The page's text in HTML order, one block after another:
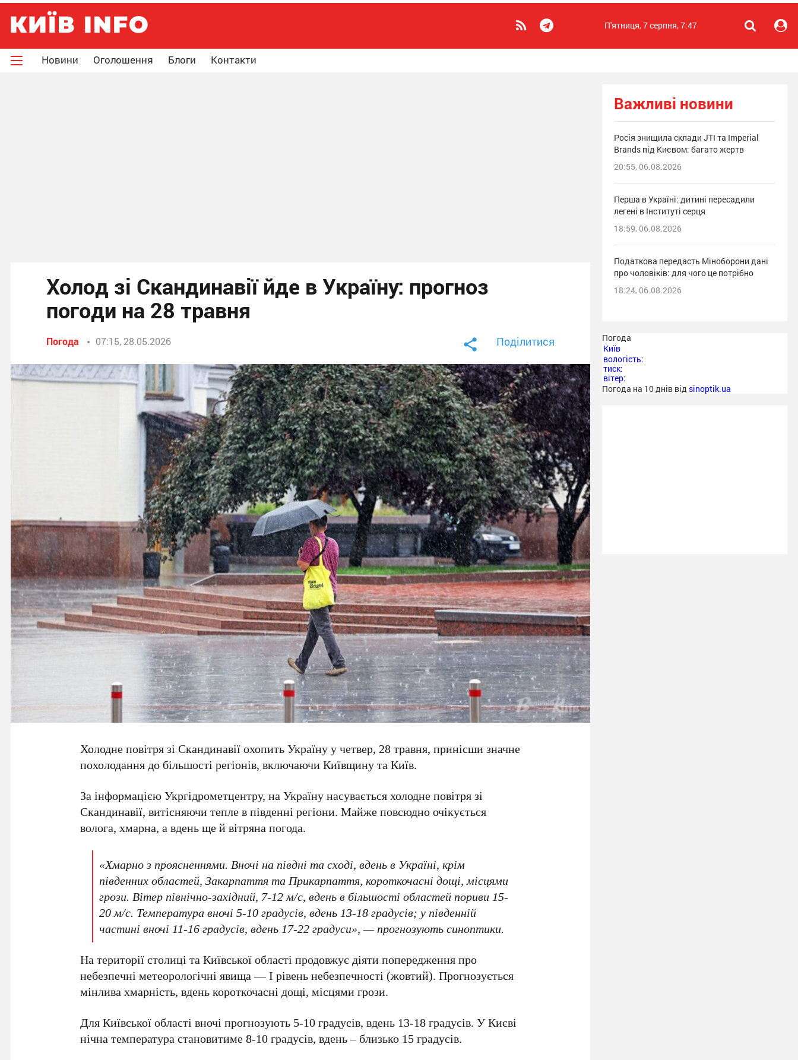
П'ятниця, 7 серпня, 7:47
Новини Оголошення Блоги Контакти
Холод зі Скандинавії йде в Україну: прогноз
погоди на 28 травня
Погода 07:15, 28.05.2026 Поділитися
Холодне повітря зі Скандинавії охопить Україну учетвер, 28 травня, принісши значне
похолодання до більшості регіонів, включаючиКиївщинутаКиїв.
За інформацієюУкргідрометцентру, на Україну насувається холодне повітря зі
Скандинавії, витісняючи тепле в південні регіони. Майже повсюдно очікується
волога, хмарна, а вдень ще й вітряна погода.
«Хмарно з проясненнями. Вночі на півдні та сході, вдень в Україні, крім
південних областей, Закарпаття та Прикарпаття, короткочасні дощі, місцями
грози. Вітер північно-західний, 7-12 м/с, вдень в більшості областей пориви15-
20 м/с. Температура вночі5-10 градусів, вдень13-18 градусів; у південній
частині вночі11-16 градусів, вдень17-22 градуси», — прогнозують синоптики.
На території столиці таКиївської області продовжує діяти попередження про
небезпечні метеорологічні явища —І рівень небезпечності (жовтий). Прогнозується
мінлива хмарність, вдень короткочасні дощі, місцями грози.
ДляКиївської області вночі прогнозують 5-10 градусів, вдень 13-18 градусів. УКиєві
нічна температура становитиме8-10 градусів, вдень – близько 15 градусів.
Важливі новини
Росія знищила склади JTI та Imperial
Brands під Києвом: багато жертв
20:55, 06.08.2026
Перша в Україні: дитині пересадили
легені в Інституті серця
18:59, 06.08.2026
Податкова передасть Міноборони дані
про чоловіків: для чого це потрібно
18:24, 06.08.2026
Погода
Київ
вологість:
тиск:
вітер:
Погода на 10 днів від sinoptik.ua